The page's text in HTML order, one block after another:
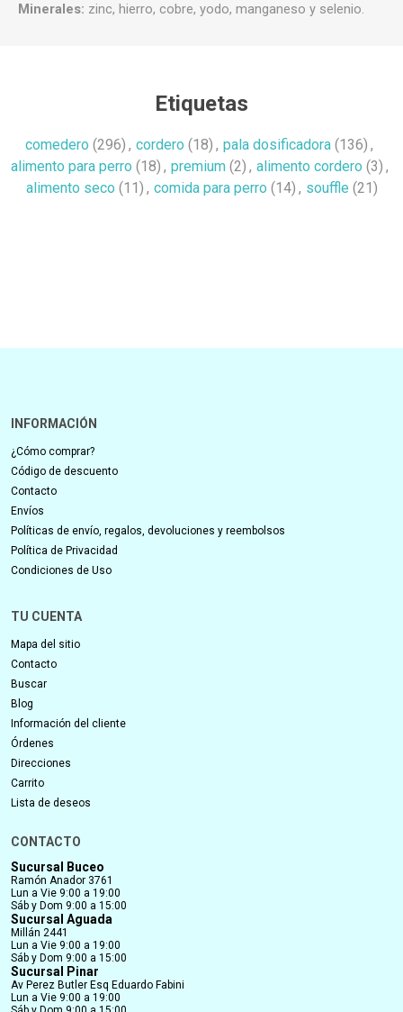
Minerales: zinc, hierro, cobre, yodo, manganeso y selenio.
Etiquetas
comedero (296) , cordero (18) , pala dosificadora (136) ,
alimento para perro (18) , premium (2) , alimento cordero (3) ,
alimento seco (11) , comida para perro (14) , souffle (21)
INFORMACIÓN
¿Cómo comprar?
Código de descuento
Contacto
Envíos
Políticas de envío, regalos, devoluciones y reembolsos
Política de Privacidad
Condiciones de Uso
TU CUENTA
Mapa del sitio
Contacto
Buscar
Blog
Información del cliente
Órdenes
Direcciones
Carrito
Lista de deseos
CONTACTO
Sucursal Buceo
Ramón Anador 3761
Lun a Vie 9:00 a 19:00
Sáb y Dom 9:00 a 15:00
Sucursal Aguada
Millán 2441
Lun a Vie 9:00 a 19:00
Sáb y Dom 9:00 a 15:00
Sucursal Pinar
Av Perez Butler Esq Eduardo Fabini
Lun a Vie 9:00 a 19:00